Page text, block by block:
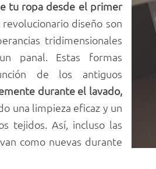
tu ropa desde el primer
diseño son
tridimensionales
panal. Estas formas
de los antiguos
durante el lavado,
una limpieza eficaz y un
tejidos. Así, incluso las
como nuevas durante